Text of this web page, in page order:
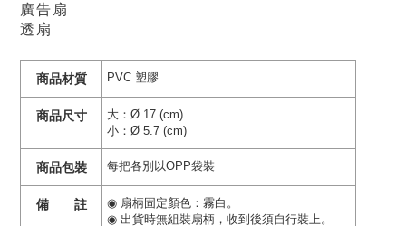
廣告扇
透扇
商品材質 PVC 塑膠
商品尺寸
大：Ø 17 (cm)
小：Ø 5.7 (cm)
商品包裝 每把各別以OPP袋裝
備 註
◉ 扇柄固定顏色：霧白。
◉ 出貨時無組裝扇柄，收到後須自行裝上。